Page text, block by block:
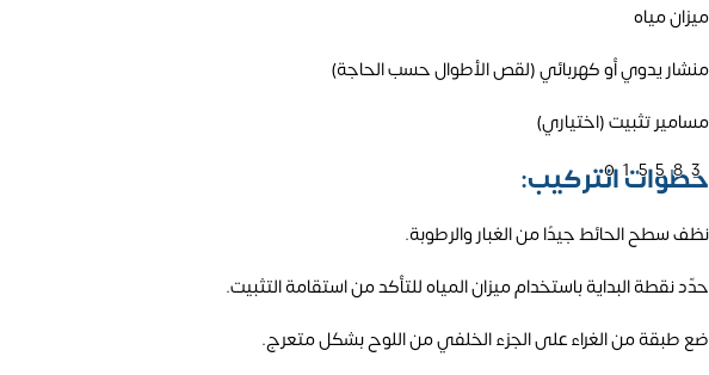
ميزان مياه
منشار يدوي أو كهربائي (لقص الأطوال حسب الحاجة)
مسامير تثبيت (اختياري)
خطوات التركيب:
نظف سطح الحائط جيدًا من الغبار والرطوبة.
حدّد نقطة البداية باستخدام ميزان المياه للتأكد من استقامة التثبيت.
ضع طبقة من الغراء على الجزء الخلفي من اللوح بشكل متعرج.